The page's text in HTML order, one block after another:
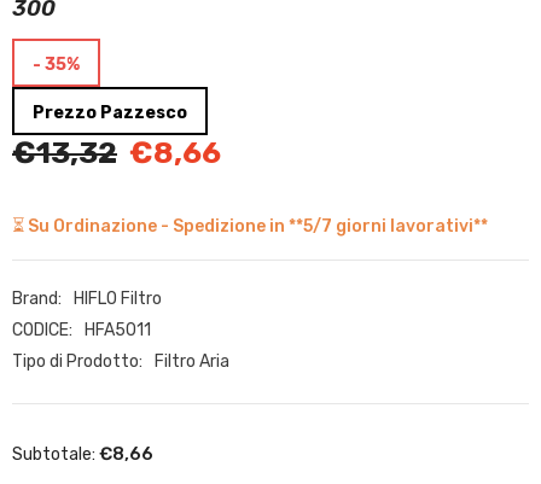
300
- 35%
Prezzo Pazzesco
€13,32 €8,66
⏳ Su Ordinazione - Spedizione in **5/7 giorni lavorativi**
Brand:
HIFLO Filtro
CODICE:
HFA5011
Tipo di Prodotto:
Filtro Aria
Subtotale: €8,66